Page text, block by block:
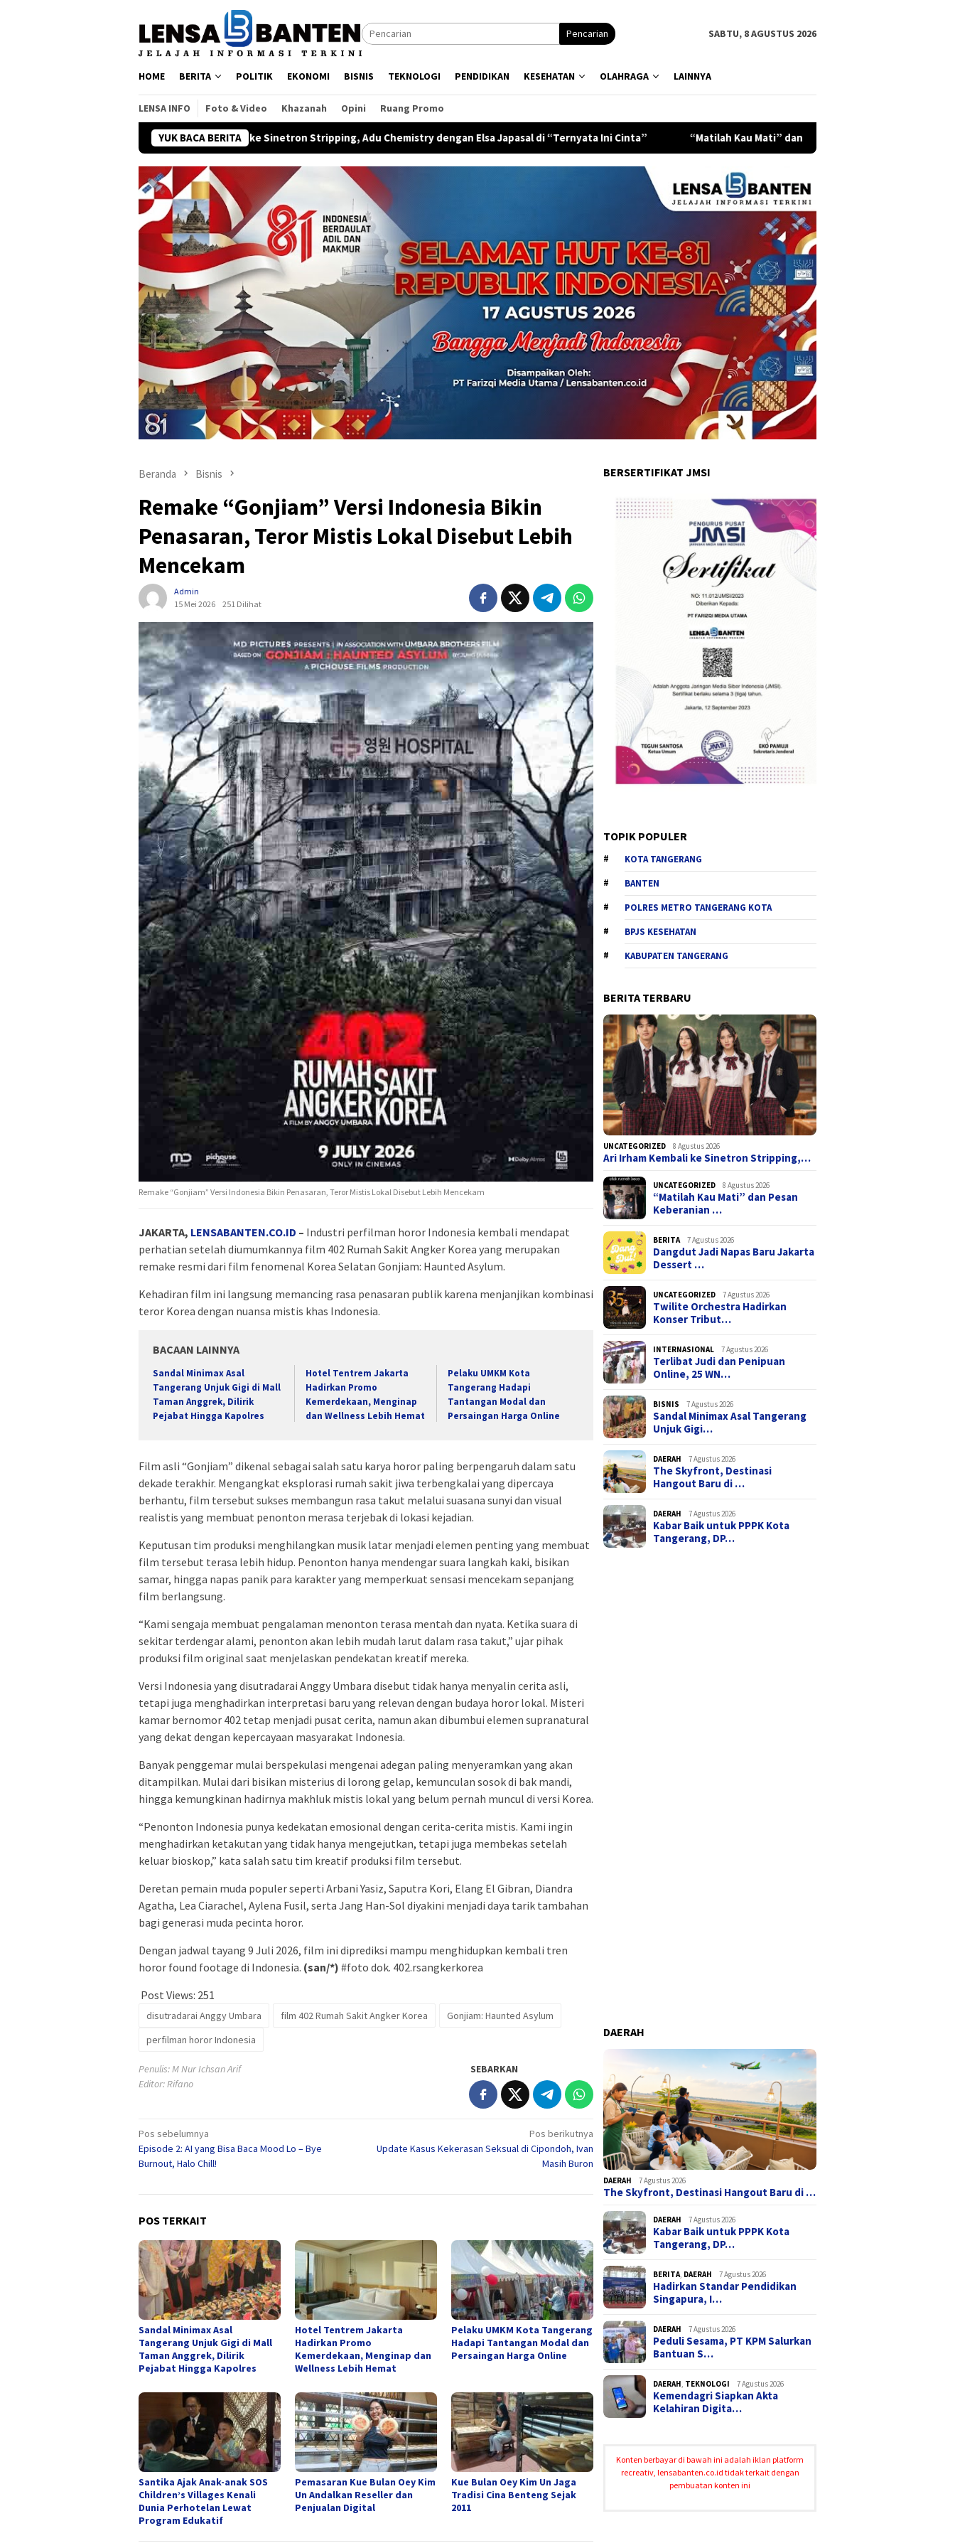
Pencarian SABTU, 8 AGUSTUS 2026
HOME BERITA POLITIK EKONOMI BISNIS TEKNOLOGI PENDIDIKAN KESEHATAN OLAHRAGA LAINNYA
LENSA INFO Foto & Video Khazanah Opini Ruang Promo
YUK BACA BERITA
Ari Irham Kembali ke Sinetron Stripping, Adu Chemistry dengan Elsa Japasal di “Ternyata Ini Cinta” “Matilah Kau Mati” dan Pesan Keberanian yang Tak Pernah Padam dari
Beranda Bisnis
Remake “Gonjiam” Versi Indonesia Bikin
Penasaran, Teror Mistis Lokal Disebut Lebih
Mencekam
Admin
15 Mei 2026
251 Dilihat
Remake “Gonjiam” Versi Indonesia Bikin Penasaran, Teror Mistis Lokal Disebut Lebih Mencekam
JAKARTA, LENSABANTEN.CO.ID – Industri perfilman horor Indonesia kembali mendapat
perhatian setelah diumumkannya film 402 Rumah Sakit Angker Korea yang merupakan
remake resmi dari film fenomenal Korea Selatan Gonjiam: Haunted Asylum.
Kehadiran film ini langsung memancing rasa penasaran publik karena menjanjikan kombinasi
teror Korea dengan nuansa mistis khas Indonesia.
BACAAN LAINNYA
Sandal Minimax Asal
Tangerang Unjuk Gigi di Mall
Taman Anggrek, Dilirik
Pejabat Hingga Kapolres
Hotel Tentrem Jakarta
Hadirkan Promo
Kemerdekaan, Menginap
dan Wellness Lebih Hemat
Pelaku UMKM Kota
Tangerang Hadapi
Tantangan Modal dan
Persaingan Harga Online
Film asli “Gonjiam” dikenal sebagai salah satu karya horor paling berpengaruh dalam satu
dekade terakhir. Mengangkat eksplorasi rumah sakit jiwa terbengkalai yang dipercaya
berhantu, film tersebut sukses membangun rasa takut melalui suasana sunyi dan visual
realistis yang membuat penonton merasa terjebak di lokasi kejadian.
Keputusan tim produksi menghilangkan musik latar menjadi elemen penting yang membuat
film tersebut terasa lebih hidup. Penonton hanya mendengar suara langkah kaki, bisikan
samar, hingga napas panik para karakter yang memperkuat sensasi mencekam sepanjang
film berlangsung.
“Kami sengaja membuat pengalaman menonton terasa mentah dan nyata. Ketika suara di
sekitar terdengar alami, penonton akan lebih mudah larut dalam rasa takut,” ujar pihak
produksi film original saat menjelaskan pendekatan kreatif mereka.
Versi Indonesia yang disutradarai Anggy Umbara disebut tidak hanya menyalin cerita asli,
tetapi juga menghadirkan interpretasi baru yang relevan dengan budaya horor lokal. Misteri
kamar bernomor 402 tetap menjadi pusat cerita, namun akan dibumbui elemen supranatural
yang dekat dengan kepercayaan masyarakat Indonesia.
Banyak penggemar mulai berspekulasi mengenai adegan paling menyeramkan yang akan
ditampilkan. Mulai dari bisikan misterius di lorong gelap, kemunculan sosok di bak mandi,
hingga kemungkinan hadirnya makhluk mistis lokal yang belum pernah muncul di versi Korea.
“Penonton Indonesia punya kedekatan emosional dengan cerita-cerita mistis. Kami ingin
menghadirkan ketakutan yang tidak hanya mengejutkan, tetapi juga membekas setelah
keluar bioskop,” kata salah satu tim kreatif produksi film tersebut.
Deretan pemain muda populer seperti Arbani Yasiz, Saputra Kori, Elang El Gibran, Diandra
Agatha, Lea Ciarachel, Aylena Fusil, serta Jang Han-Sol diyakini menjadi daya tarik tambahan
bagi generasi muda pecinta horor.
Dengan jadwal tayang 9 Juli 2026, film ini diprediksi mampu menghidupkan kembali tren
horor found footage di Indonesia. (san/*) #foto dok. 402.rsangkerkorea
Post Views: 251
disutradarai Anggy Umbara film 402 Rumah Sakit Angker Korea
Gonjiam: Haunted Asylum
perfilman horor Indonesia
Penulis: M Nur Ichsan Arif
Editor: Rifano
SEBARKAN
Navigasi
pos
Pos sebelumnya
Episode 2: AI yang Bisa Baca Mood Lo – Bye
Burnout, Halo Chill!
Pos berikutnya
Update Kasus Kekerasan Seksual di Cipondoh, Ivan
Masih Buron
POS TERKAIT
Sandal Minimax Asal
Tangerang Unjuk Gigi di Mall
Taman Anggrek, Dilirik
Pejabat Hingga Kapolres
Hotel Tentrem Jakarta
Hadirkan Promo
Kemerdekaan, Menginap dan
Wellness Lebih Hemat
Pelaku UMKM Kota Tangerang
Hadapi Tantangan Modal dan
Persaingan Harga Online
Santika Ajak Anak-anak SOS
Children’s Villages Kenali
Dunia Perhotelan Lewat
Program Edukatif
Pemasaran Kue Bulan Oey Kim
Un Andalkan Reseller dan
Penjualan Digital
Kue Bulan Oey Kim Un Jaga
Tradisi Cina Benteng Sejak
2011
BERSERTIFIKAT JMSI
TOPIK POPULER
KOTA TANGERANG
BANTEN
POLRES METRO TANGERANG KOTA
BPJS KESEHATAN
KABUPATEN TANGERANG
BERITA TERBARU
UNCATEGORIZED 8 Agustus 2026
Ari Irham Kembali ke Sinetron Stripping,…
UNCATEGORIZED 8 Agustus 2026
“Matilah Kau Mati” dan Pesan
Keberanian …
BERITA 7 Agustus 2026
Dangdut Jadi Napas Baru Jakarta
Dessert …
UNCATEGORIZED 7 Agustus 2026
Twilite Orchestra Hadirkan
Konser Tribut…
INTERNASIONAL 7 Agustus 2026
Terlibat Judi dan Penipuan
Online, 25 WN…
BISNIS 7 Agustus 2026
Sandal Minimax Asal Tangerang
Unjuk Gigi…
DAERAH 7 Agustus 2026
The Skyfront, Destinasi
Hangout Baru di …
DAERAH 7 Agustus 2026
Kabar Baik untuk PPPK Kota
Tangerang, DP…
DAERAH
DAERAH 7 Agustus 2026
The Skyfront, Destinasi Hangout Baru di …
DAERAH 7 Agustus 2026
Kabar Baik untuk PPPK Kota
Tangerang, DP…
BERITA, DAERAH 7 Agustus 2026
Hadirkan Standar Pendidikan
Singapura, I…
DAERAH 7 Agustus 2026
Peduli Sesama, PT KPM Salurkan
Bantuan S…
DAERAH, TEKNOLOGI 7 Agustus 2026
Kemendagri Siapkan Akta
Kelahiran Digita…
Konten berbayar di bawah ini adalah iklan platform
recreativ, lensabanten.co.id tidak terkait dengan
pembuatan konten ini